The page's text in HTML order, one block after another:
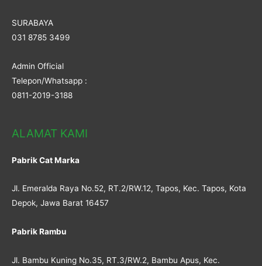
SURABAYA
031 8785 3499
Admin Official
Telepon/Whatsapp :
0811-2019-3188
ALAMAT KAMI
Pabrik Cat Marka
Jl. Emeralda Raya No.52, RT.2/RW.12, Tapos, Kec. Tapos, Kota
Depok, Jawa Barat 16457
Pabrik Rambu
Jl. Bambu Kuning No.35, RT.3/RW.2, Bambu Apus, Kec.